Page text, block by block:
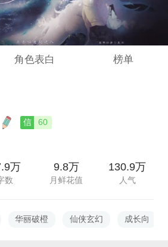
角色表白 榜单
信
60
万
数
9.8万
月鲜花值
130.9万
人气
华丽破橙 仙侠玄幻 成长向